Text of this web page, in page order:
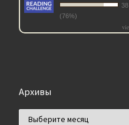
(76%)
Архивы